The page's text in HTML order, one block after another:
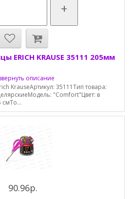
+
ERICH KRAUSE 35111 205мм
описание
KrauseАртикул: 35111Тип товара:
"Comfort"Цвет: в
смТо...
90.96р.